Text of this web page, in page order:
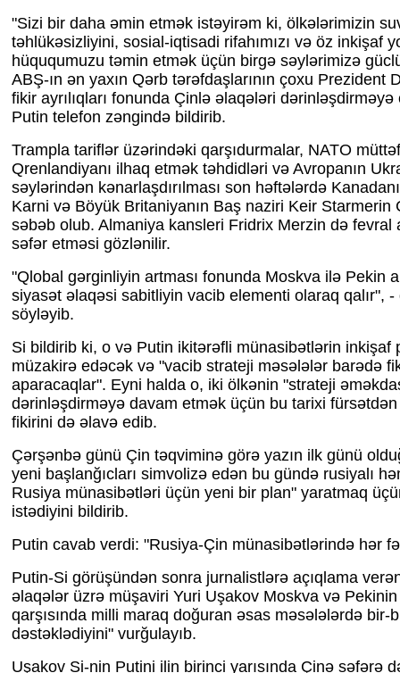
"Sizi bir daha əmin etmək istəyirəm ki, ölkələrimizin
təhlükəsizliyini, sosial-iqtisadi rifahımızı və öz inkişaf
hüququmuzu təmin etmək üçün birgə səylərimizə
ABŞ-ın ən yaxın Qərb tərəfdaşlarının çoxu Prezident
fikir ayrılıqları fonunda Çinlə əlaqələri dərinləşdirməyə
Putin telefon zəngində bildirib.
Trampla tariflər üzərindəki qarşıdurmalar, NATO
Qrenlandiyanı ilhaq etmək təhdidləri və Avropanın
səylərindən kənarlaşdırılması son həftələrdə
Karni və Böyük Britaniyanın Baş naziri Keir Starmerin
səbəb olub. Almaniya kansleri Fridrix Merzin də fevral
səfər etməsi gözlənilir.
"Qlobal gərginliyin artması fonunda Moskva ilə Pekin
siyasət əlaqəsi sabitliyin vacib elementi olaraq qalır", -
söyləyib.
Si bildirib ki, o və Putin ikitərəfli münasibətlərin inkişaf
müzakirə edəcək və "vacib strateji məsələlər barədə
aparacaqlar". Eyni halda o, iki ölkənin "strateji
dərinləşdirməyə davam etmək üçün bu tarixi
fikirini də əlavə edib.
Çərşənbə günü Çin təqviminə görə yazın ilk günü
yeni başlanğıcları simvolizə edən bu gündə rusiyalı
Rusiya münasibətləri üçün yeni bir plan" yaratmaq
istədiyini bildirib.
Putin cavab verdi: "Rusiya-Çin münasibətlərində hər
Putin-Si görüşündən sonra jurnalistlərə açıqlama
əlaqələr üzrə müşaviri Yuri Uşakov Moskva və
qarşısında milli maraq doğuran əsas məsələlərdə bir-
dəstəklədiyini" vurğulayıb.
Uşakov Si-nin Putini ilin birinci yarısında Çinə səfərə